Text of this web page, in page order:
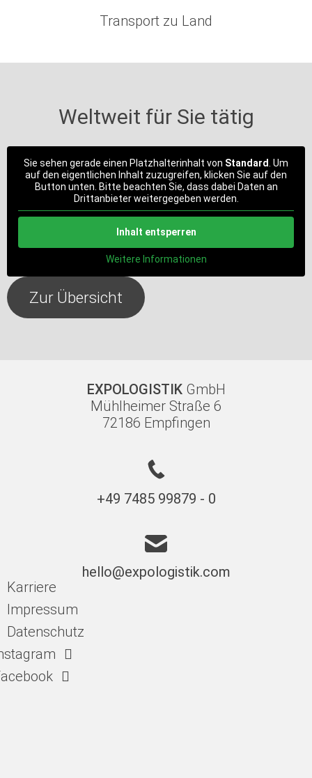
Transport zu Land
Weltweit für Sie tätig
Sie sehen gerade einen Platzhalterinhalt von Standard. Um
auf den eigentlichen Inhalt zuzugreifen, klicken Sie auf den
Button unten. Bitte beachten Sie, dass dabei Daten an
Drittanbieter weitergegeben werden.
Inhalt entsperren
Weitere Informationen
Zur Übersicht
EXPOLOGISTIKGmbH
Mühlheimer Straße 6
72186 Empfingen
+49 7485 99879 - 0
hello@expologistik.com
Karriere
Impressum
Datenschutz